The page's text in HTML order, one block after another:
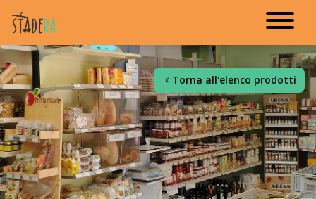
Torna all'elenco prodotti